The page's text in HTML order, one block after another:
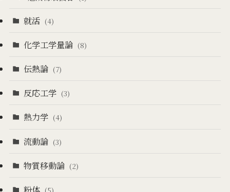
就活 (4)
化学工学量論 (8)
伝熱論 (7)
反応工学 (3)
熱力学 (4)
流動論 (3)
物質移動論 (2)
粉体